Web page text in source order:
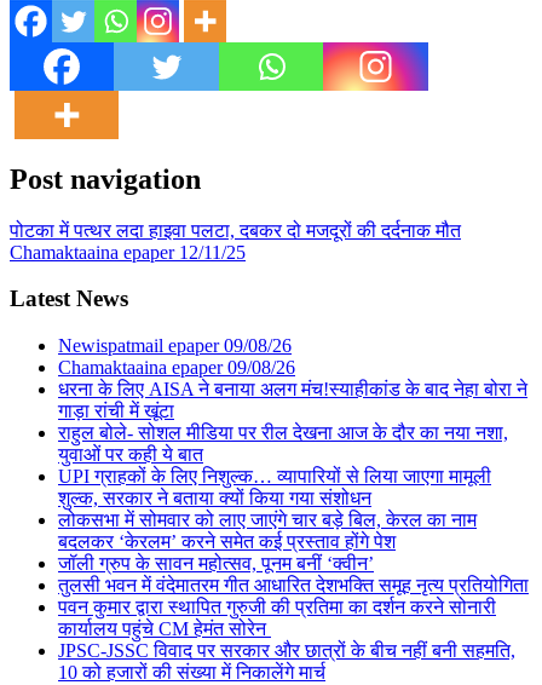
Post navigation
पोटका में पत्थर लदा हाइवा पलटा, दबकर दो मजदूरों की दर्दनाक मौत
Chamaktaaina epaper 12/11/25
Latest News
Newispatmail epaper 09/08/26
Chamaktaaina epaper 09/08/26
धरना के लिए AISA ने बनाया अलग मंच!स्याहीकांड के बाद नेहा बोरा ने
गाड़ा रांची में खूंटा
राहुल बोले- सोशल मीडिया पर रील देखना आज के दौर का नया नशा,
युवाओं पर कही ये बात
UPI ग्राहकों के लिए निशुल्क… व्यापारियों से लिया जाएगा मामूली
शुल्क, सरकार ने बताया क्यों किया गया संशोधन
लोकसभा में सोमवार को लाए जाएंगे चार बड़े बिल, केरल का नाम
बदलकर ‘केरलम’ करने समेत कई प्रस्ताव होंगे पेश
जॉली ग्रुप के सावन महोत्सव, पूनम बनीं ‘क्वीन’
तुलसी भवन में वंदेमातरम गीत आधारित देशभक्ति समूह नृत्य प्रतियोगिता
पवन कुमार द्वारा स्थापित गुरुजी की प्रतिमा का दर्शन करने सोनारी
कार्यालय पहुंचे CM हेमंत सोरेन
JPSC-JSSC विवाद पर सरकार और छात्रों के बीच नहीं बनी सहमति,
10 को हजारों की संख्या में निकालेंगे मार्च